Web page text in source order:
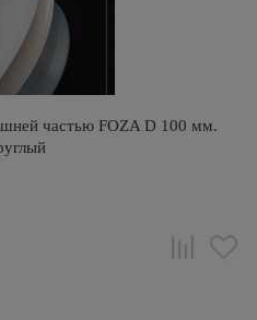
частью FOZA D 100 мм.